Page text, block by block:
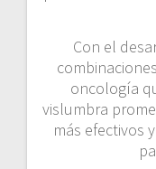
Con el
oncología
vislumbra
más efectivos